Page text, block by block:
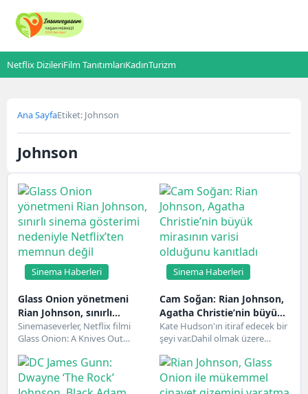
Netflix DizileriFilm TanıtımlarıKadınTurizm
Ana SayfaEtiket: Johnson
Johnson
Sinema Haberleri
Glass Onion yönetmeni
Rian Johnson, sınırlı
sinema gösterimi
nedeniyle Netflix’ten
memnun değil
Sinemaseverler, Netflix filmi
Glass Onion: A Knives Out
sinema gösteriminden şikayet...
Sinema Haberleri
Cam Soğan: Rian Johnson,
Agatha Christie’nin büyük
mirasının varisi olduğunu
kanıtladı
Kate Hudson'ın itiraf edecek bir
şeyi var.Dahil olmak üzere
Bir Erkek 10...